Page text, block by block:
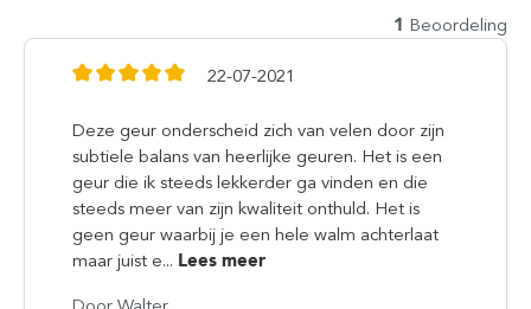
1 Beoordeling
22-07-2021
Deze geur onderscheid zich van velen door zijn
subtiele balans van heerlijke geuren. Het is een
geur die ik steeds lekkerder ga vinden en die
steeds meer van zijn kwaliteit onthuld. Het is
geen geur waarbij je een hele walm achterlaat
maar juist e... Lees meer